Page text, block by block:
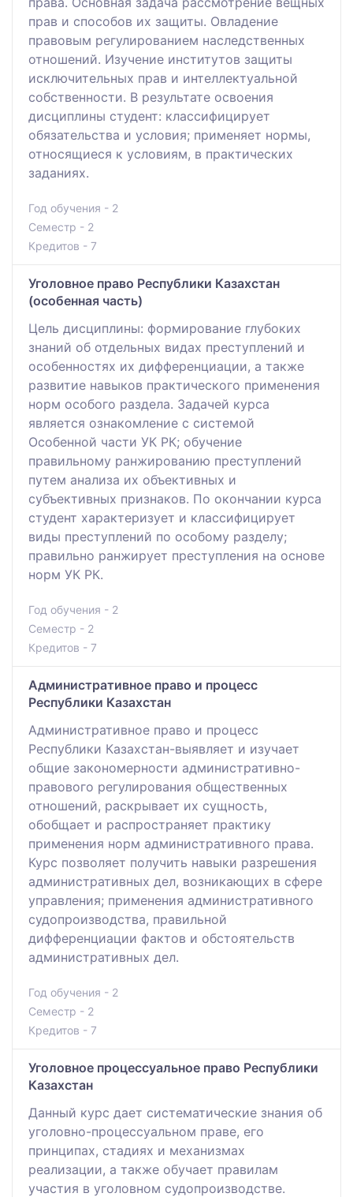
прав и способов их защиты. Овладение
правовым регулированием наследственных
отношений. Изучение институтов защиты
исключительных прав и интеллектуальной
собственности. В результате освоения
дисциплины студент: классифицирует
обязательства и условия; применяет нормы,
относящиеся к условиям, в практических
заданиях.
Год обучения - 2
Семестр - 2
Кредитов - 7
Уголовное право Республики Казахстан
(особенная часть)
Цель дисциплины: формирование глубоких
знаний об отдельных видах преступлений и
особенностях их дифференциации, а также
развитие навыков практического применения
норм особого раздела. Задачей курса
является ознакомление с системой
Особенной части УК РК; обучение
правильному ранжированию преступлений
путем анализа их объективных и
субъективных признаков. По окончании курса
студент характеризует и классифицирует
виды преступлений по особому разделу;
правильно ранжирует преступления на основе
норм УК РК.
Год обучения - 2
Семестр - 2
Кредитов - 7
Административное право и процесс
Республики Казахстан
Административное право и процесс
Республики Казахстан-выявляет и изучает
общие закономерности административно-
правового регулирования общественных
отношений, раскрывает их сущность,
обобщает и распространяет практику
применения норм административного права.
Курс позволяет получить навыки разрешения
административных дел, возникающих в сфере
управления; применения административного
судопроизводства, правильной
дифференциации фактов и обстоятельств
административных дел.
Год обучения - 2
Семестр - 2
Кредитов - 7
Уголовное процессуальное право Республики
Казахстан
Данный курс дает систематические знания об
уголовно-процессуальном праве, его
принципах, стадиях и механизмах
реализации, а также обучает правилам
участия в уголовном судопроизводстве.